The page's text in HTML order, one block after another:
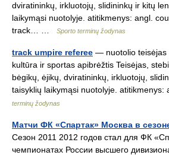
dviratininkų, irkluotojų, slidininkų ir kitų
laikymąsi nuotolyje. atitikmenys: angl.
track… …
Sporto terminų žodynas
track umpire referee — nuotolio teisėjas
kultūra ir sportas apibrėžtis Teisėjas,
bėgikų, ėjikų, dviratininkų, irkluotojų,
taisyklių laikymąsi nuotolyje.
terminų žodynas
Матчи ФК «Спартак» Москва в
Сезон 2011 2012 годов стал для ФК
чемпионатах России высшего